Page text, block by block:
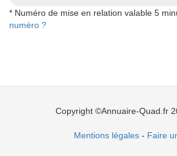
* Numéro de mise en relation valable 5
numéro ?
Copyright ©Annuaire-Quad.fr
Mentions légales- Faire